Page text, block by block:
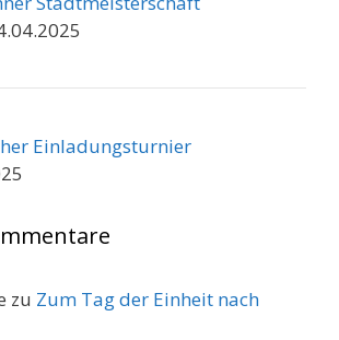
Einladungsturnier
zu Zum Tag der Einheit nach